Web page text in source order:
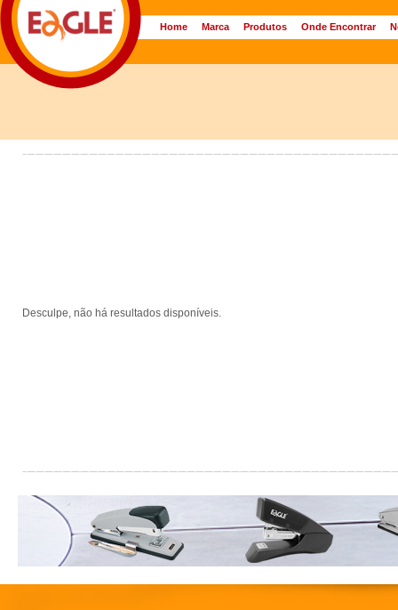
Home Marca Produtos Onde Encontrar
Desculpe, não há resultados disponíveis.